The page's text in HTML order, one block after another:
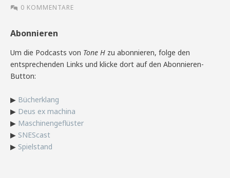
0 KOMMENTARE
Abonnieren
Um die Podcasts von Tone H zu abonnieren, folge den
entsprechenden Links und klicke dort auf den Abonnieren-
Button:
▶ Bücherklang
▶ Deus ex machina
▶ Maschinengeflüster
▶ SNEScast
▶ Spielstand